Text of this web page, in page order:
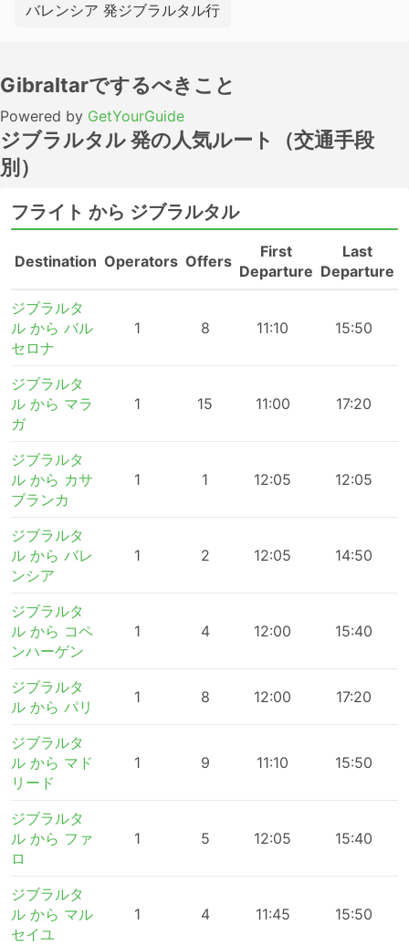
バレンシア 発ジブラルタル行
Gibraltarでするべきこと
Powered by GetYourGuide
ジブラルタル 発の人気ルート（交通手段
別）
フライト から ジブラルタル
Destination Operators Offers
First
Departure
Last
Departure
ジブラルタ
ル から バル
セロナ
1 8 11:10 15:50
ジブラルタ
ル から マラ
ガ
1 15 11:00 17:20
ジブラルタ
ル から カサ
ブランカ
1 1 12:05 12:05
ジブラルタ
ル から バレ
ンシア
1 2 12:05 14:50
ジブラルタ
ル から コペ
ンハーゲン
1 4 12:00 15:40
ジブラルタ
ル から パリ
1 8 12:00 17:20
ジブラルタ
ル から マド
リード
1 9 11:10 15:50
ジブラルタ
ル から ファ
ロ
1 5 12:05 15:40
ジブラルタ
ル から マル
セイユ
1 4 11:45 15:50